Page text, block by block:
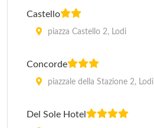
Castello
piazza Castello 2, Lodi
Concorde
piazzale della Stazione 2, Lodi
Del Sole Hotel